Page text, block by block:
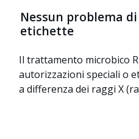
Nessun problema
etichette
Il trattamento microbico
autorizzazioni speciali o
a differenza dei raggi X